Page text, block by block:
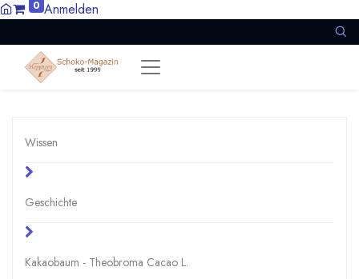
0 Anmelden
Wissen
Geschichte
Kakaobaum - Theobroma Cacao L.